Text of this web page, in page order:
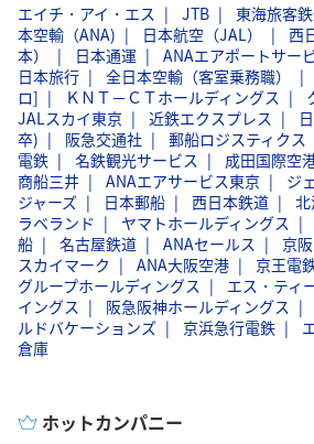
エイチ・アイ・エス JTB 東海旅客
本空輸（ANA)
日本航空（JAL）
西
本）
日本通運 ANAエアポートサー
日本旅行
全日本空輸（客室乗務職）
ロ]
ＫＮＴ－ＣＴホールディングス
JALスカイ東京
近鉄エクスプレス
卒)
阪急交通社 郵船ロジスティクス
電鉄
名鉄観光サービス 成田国際空
商船三井
ANAエアサービス東京
ジ
ジャーズ
日本郵船 西日本鉄道
ラベランド
ヤマトホールディングス
船
名古屋鉄道 ANAセールス
京
スカイマーク
ANA大阪空港 京王電
グループホールディングス
エス・ティ
イングス
阪急阪神ホールディングス
ルドバケーションズ
京浜急行電鉄
倉庫
ホットカンパニー